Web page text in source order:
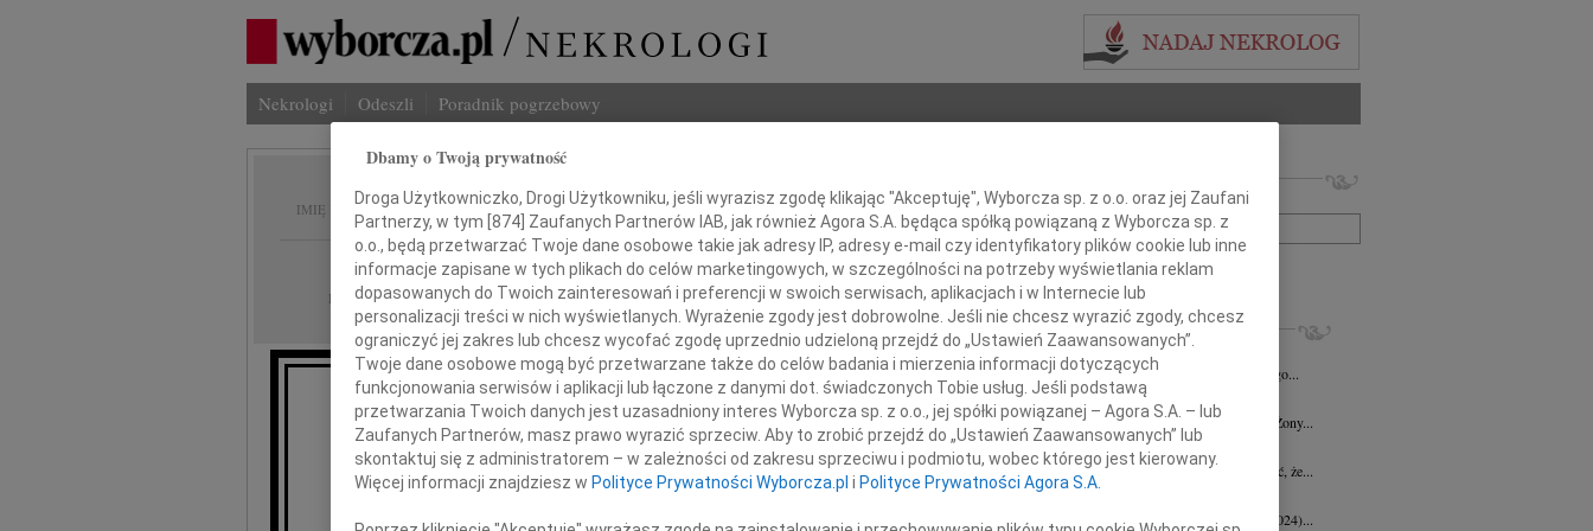
Nekrologi Odeszli Poradnik pogrzebowy
IMIĘ I NAZWISKO: Marek Urban
REGION: Gdańsk
DATA EMISJI: 14.04.2020
Z głębokim żalem zawiadamiamy,
że 8 kwietnia 2020 roku odszedł
Imię i nazwisko lub numer ogłoszenia:
+ szukanie zaawansowane
INNE NEKROLOGI
Witold Halka wiek: 89 21.07.2026
Z wielkim żalem i smutkiem żegnamy naszego...
Jadwiga Czajka 16.07.2026
Panu Andrzejowi Czajce z powodu śmierci Żony...
Adam Borowski
10.07.2026
Z wielkim smutkiem przyjęłyśmy wiadomość, że...
Alina Augustynowicz
Alina Augustynowicz z domu Hinz (1979-2024)...
Dbamy o Twoją prywatność
Droga Użytkowniczko, Drogi Użytkowniku, jeśli wyrazisz zgodę klikając "Akceptuję", Wyborcza sp. z o.o. oraz jej Zaufani
Partnerzy, w tym [874] Zaufanych Partnerów IAB, jak również Agora S.A. będąca spółką powiązaną z Wyborcza sp. z
o.o., będą przetwarzać Twoje dane osobowe takie jak adresy IP, adresy e-mail czy identyfikatory plików cookie lub inne
informacje zapisane w tych plikach do celów marketingowych, w szczególności na potrzeby wyświetlania reklam
dopasowanych do Twoich zainteresowań i preferencji w swoich serwisach, aplikacjach i w Internecie lub
personalizacji treści w nich wyświetlanych. Wyrażenie zgody jest dobrowolne. Jeśli nie chcesz wyrazić zgody, chcesz
ograniczyć jej zakres lub chcesz wycofać zgodę uprzednio udzieloną przejdź do „Ustawień Zaawansowanych”.
Twoje dane osobowe mogą być przetwarzane także do celów badania i mierzenia informacji dotyczących
funkcjonowania serwisów i aplikacji lub łączone z danymi dot. świadczonych Tobie usług. Jeśli podstawą
przetwarzania Twoich danych jest uzasadniony interes Wyborcza sp. z o.o., jej spółki powiązanej – Agora S.A. – lub
Zaufanych Partnerów, masz prawo wyrazić sprzeciw. Aby to zrobić przejdź do „Ustawień Zaawansowanych” lub
skontaktuj się z administratorem – w zależności od zakresu sprzeciwu i podmiotu, wobec którego jest kierowany.
Więcej informacji znajdziesz w Polityce Prywatności Wyborcza.pl i Polityce Prywatności Agora S.A.